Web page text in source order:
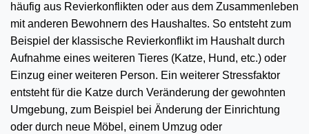
häufig aus Revierkonflikten oder aus dem Zusammenleben
mit anderen Bewohnern des Haushaltes. So entsteht zum
Beispiel der klassische Revierkonflikt im Haushalt durch
Aufnahme eines weiteren Tieres (Katze, Hund, etc.) oder
Einzug einer weiteren Person. Ein weiterer Stressfaktor
entsteht für die Katze durch Veränderung der gewohnten
Umgebung, zum Beispiel bei Änderung der Einrichtung
oder durch neue Möbel, einem Umzug oder